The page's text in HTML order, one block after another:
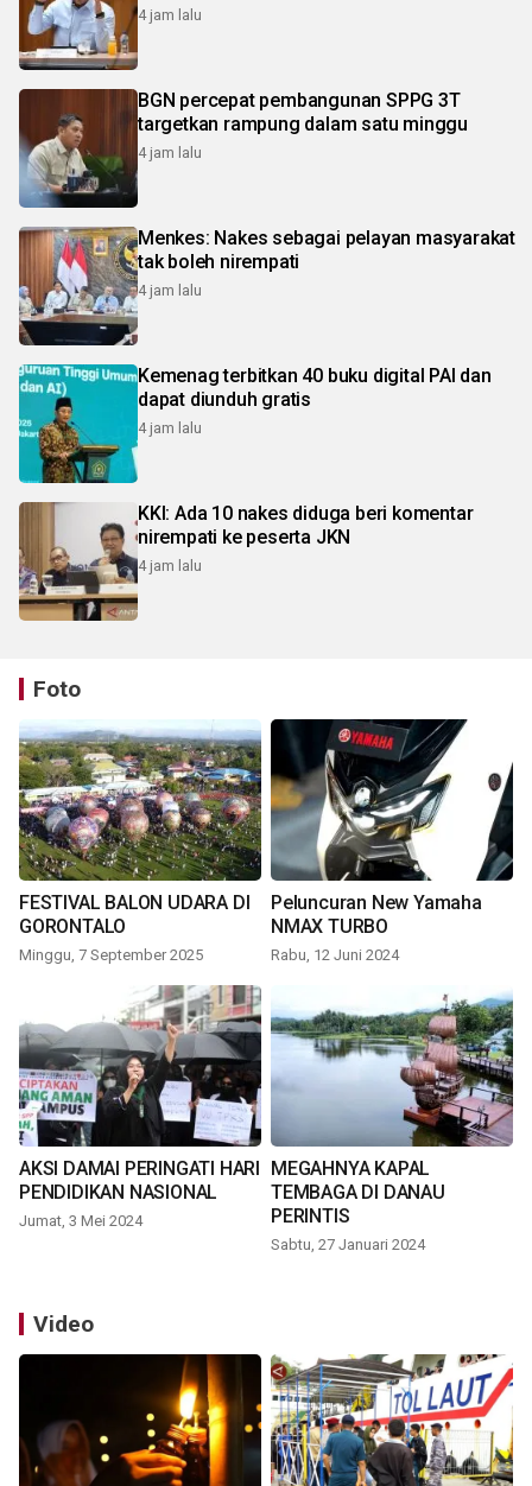
4 jam lalu
BGN percepat pembangunan SPPG 3T
targetkan rampung dalam satu minggu
4 jam lalu
Menkes: Nakes sebagai pelayan masyarakat
tak boleh nirempati
4 jam lalu
Kemenag terbitkan 40 buku digital PAI dan
dapat diunduh gratis
4 jam lalu
KKI: Ada 10 nakes diduga beri komentar
nirempati ke peserta JKN
4 jam lalu
Foto
FESTIVAL BALON UDARA DI
GORONTALO
Minggu, 7 September 2025
Peluncuran New Yamaha
NMAX TURBO
Rabu, 12 Juni 2024
AKSI DAMAI PERINGATI HARI
PENDIDIKAN NASIONAL
Jumat, 3 Mei 2024
MEGAHNYA KAPAL
TEMBAGA DI DANAU
PERINTIS
Sabtu, 27 Januari 2024
Video